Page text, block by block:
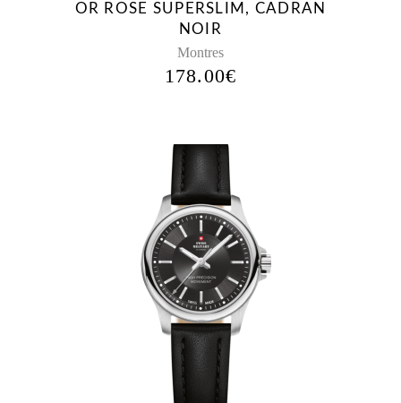
OR ROSE SUPERSLIM, CADRAN
NOIR
Montres
178.00€